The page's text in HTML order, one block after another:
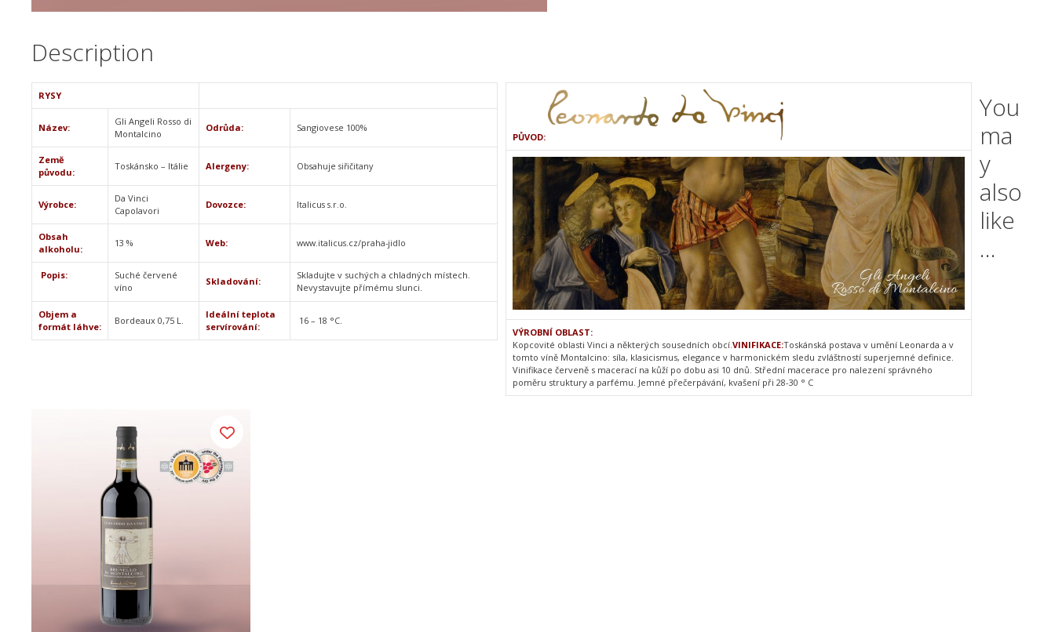
Description
RYSY
Název:
Gli Angeli Rosso di
Montalcino
Odrůda: Sangiovese 100%
Země
původu:
Toskánsko – Itálie Alergeny: Obsahuje siřičitany
Výrobce:
Da Vinci
Capolavori
Dovozce: Italicus s.r.o.
Obsah
alkoholu:
13 % Web: www.italicus.cz/praha-jidlo
Popis:
Suché červené
víno
Skladování:
Skladujte v suchých a chladných místech.
Nevystavujte přímému slunci.
Objem a
formát láhve:
Bordeaux 0,75 L.
Ideální teplota
servírování:
16 – 18 °C.
PŮVOD:
VÝROBNÍ OBLAST:
Kopcovité oblasti Vinci a některých sousedních obcí.VINIFIKACE:Toskánská postava v umění Leonarda a v
tomto víně Montalcino: síla, klasicismus, elegance v harmonickém sledu zvláštností superjemné definice.
Vinifikace červeně s macerací na kůží po dobu asi 10 dnů. Střední macerace pro nalezení správného
poměru struktury a parfému. Jemné přečerpávání, kvašení při 28-30 ° C
You
ma
y
also
like
…